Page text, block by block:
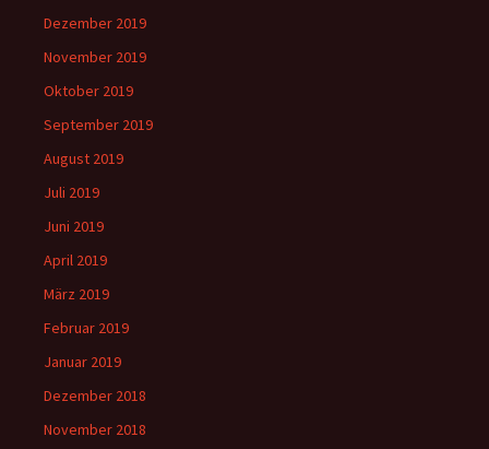
Dezember 2019
November 2019
Oktober 2019
September 2019
August 2019
Juli 2019
Juni 2019
April 2019
März 2019
Februar 2019
Januar 2019
Dezember 2018
November 2018